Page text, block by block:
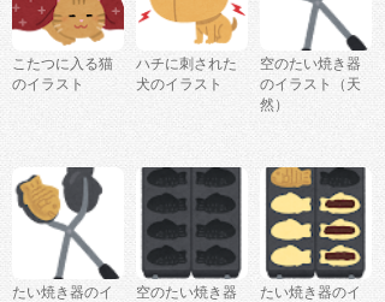
こたつに入る猫
のイラスト
ハチに刺された
犬のイラスト
空のたい焼き器
のイラスト（天
然）
たい焼き器のイ
空のたい焼き器
たい焼き器のイ